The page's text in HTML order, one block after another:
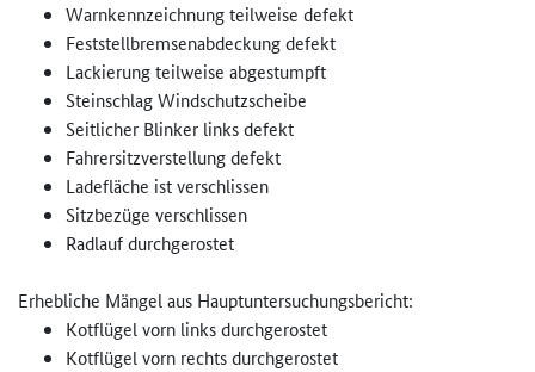
Warnkennzeichnung teilweise defekt
Feststellbremsenabdeckung defekt
Lackierung teilweise abgestumpft
Steinschlag Windschutzscheibe
Seitlicher Blinker links defekt
Fahrersitzverstellung defekt
Ladefläche ist verschlissen
Sitzbezüge verschlissen
Radlauf durchgerostet
Erhebliche Mängel aus Hauptuntersuchungsbericht:
Kotflügel vorn links durchgerostet
Kotflügel vorn rechts durchgerostet